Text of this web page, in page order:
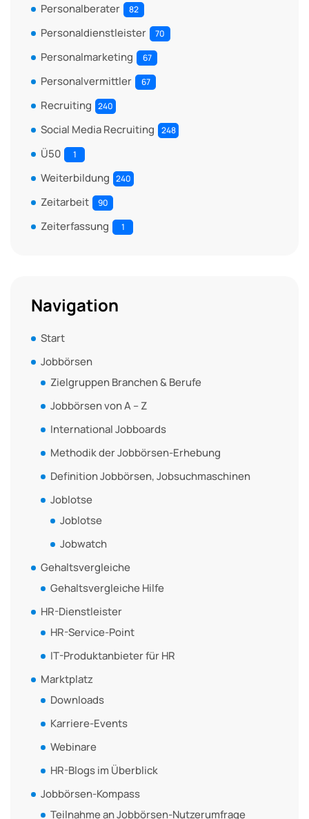
Personalberater 82
Personaldienstleister 70
Personalmarketing 67
Personalvermittler 67
Recruiting 240
Social Media Recruiting 248
Ü50 1
Weiterbildung 240
Zeitarbeit 90
Zeiterfassung 1
Navigation
Start
Jobbörsen
Zielgruppen Branchen & Berufe
Jobbörsen von A – Z
International Jobboards
Methodik der Jobbörsen-Erhebung
Definition Jobbörsen, Jobsuchmaschinen
Joblotse
Joblotse
Jobwatch
Gehaltsvergleiche
Gehaltsvergleiche Hilfe
HR-Dienstleister
HR-Service-Point
IT-Produktanbieter für HR
Marktplatz
Downloads
Karriere-Events
Webinare
HR-Blogs im Überblick
Jobbörsen-Kompass
Teilnahme an Jobbörsen-Nutzerumfrage